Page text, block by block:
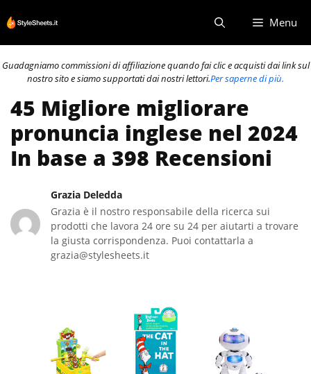
al
contenuto
Menu
Guadagniamo commissioni di affiliazione quando fai clic e acquisti dai link sul
nostro sito e siamo supportati dai nostri lettori.Per saperne di più.
45 Migliore migliorare
pronuncia inglese nel 2024
In base a 398 Recensioni
Grazia Deledda
Grazia è il nostro responsabile della ricerca sui
prodotti che lavora 24 ore su 24 per aiutarti a trovare
la giusta corrispondenza. Puoi contattarla a
grazia@stylesheets.it